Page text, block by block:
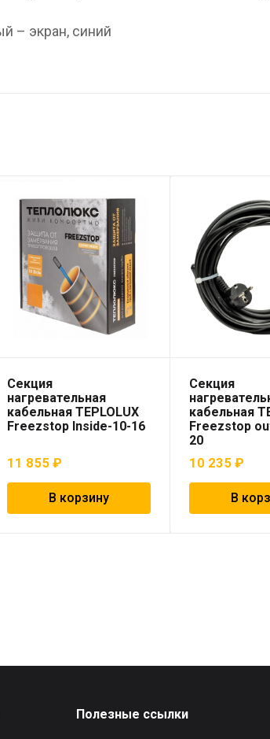
– экран, синий
Секция
нагревательная
кабельная TEPLOLUX
Freezstop Inside-10-16
11 855₽
В корзину
Секция
кабельная
Freezstop
20
10 235₽
В
Полезные ссылки